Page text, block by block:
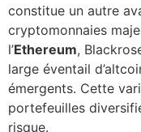
constitue un autre
cryptomonnaies
l’Ethereum,
large éventail
émergents. Cette
portefeuilles
risque.